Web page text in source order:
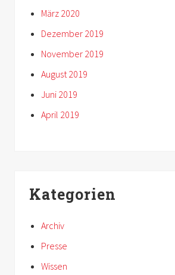
März 2020
Dezember 2019
November 2019
August 2019
Juni 2019
April 2019
Kategorien
Archiv
Presse
Wissen